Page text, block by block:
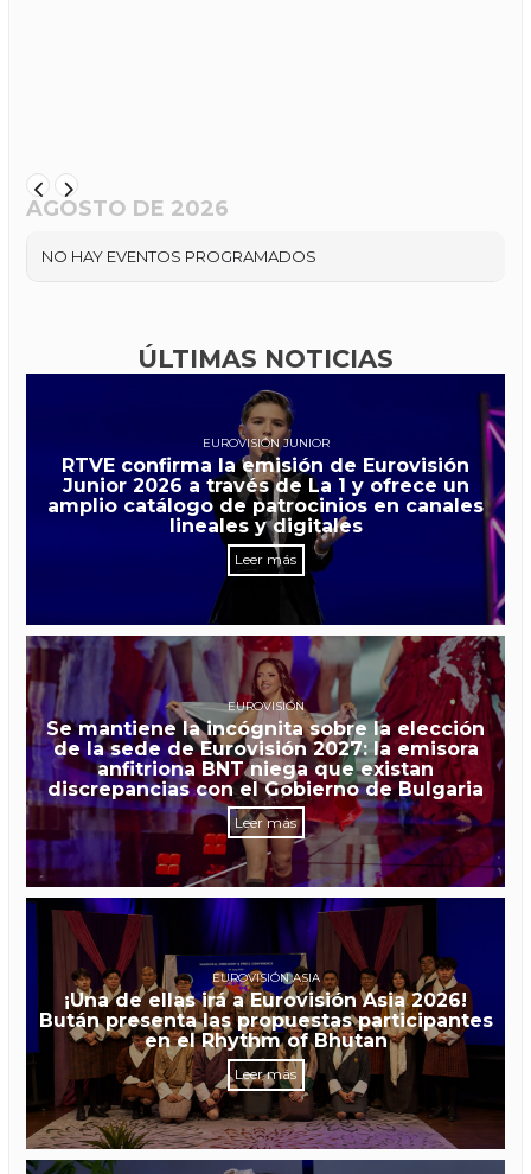
AGOSTO DE 2026
NO HAY EVENTOS PROGRAMADOS
ÚLTIMAS NOTICIAS
EUROVISIÓN JUNIOR
RTVE confirma la emisión de Eurovisión
Junior 2026 a través de La 1 y ofrece un
amplio catálogo de patrocinios en canales
lineales y digitales
Leer más
EUROVISIÓN
Se mantiene la incógnita sobre la elección
de la sede de Eurovisión 2027: la emisora
anfitriona BNT niega que existan
discrepancias con el Gobierno de Bulgaria
Leer más
EUROVISIÓN ASIA
¡Una de ellas irá a Eurovisión Asia 2026!
Bután presenta las propuestas participantes
en el Rhythm of Bhutan
Leer más